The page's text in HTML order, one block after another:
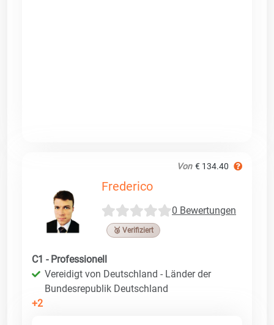
Von € 134.40
Frederico
0 Bewertungen
🥉 Verifiziert
C1 - Professionell
Vereidigt von Deutschland - Länder der
Bundesrepublik Deutschland
+2